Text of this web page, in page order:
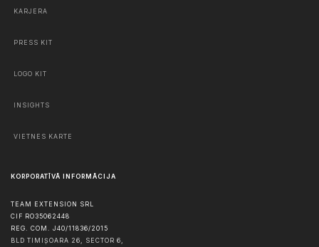
KARJERA
PRESS KIT
LOGO KIT
INSIGHTS
VIETNES KARTE
KORPORATĪVĀ INFORMĀCIJA
TEAM EXTENSION SRL
CIF RO35062448
REG. COM. J40/11836/2015
BLD TIMIȘOARA 26, SECTOR 6,